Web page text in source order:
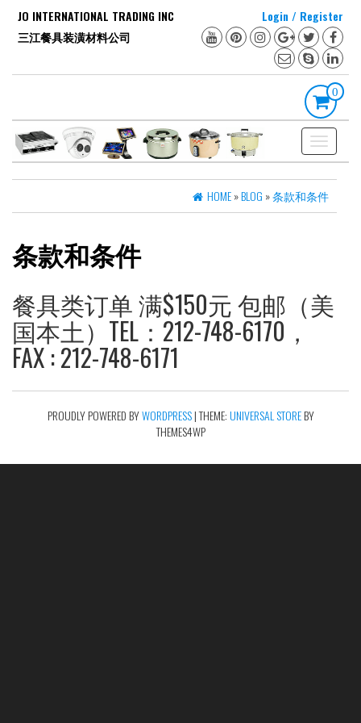
JO INTERNATIONAL TRADING INC
三江餐具装潢材料公司
Login / Register
0
Toggle
navigation
HOME»BLOG »条款和条件
条款和条件
餐具类订单 满$150元 包邮（美
国本土）TEL：212-748-6170，
FAX : 212-748-6171
PROUDLY POWERED BYWORDPRESS |THEME:UNIVERSAL STOREBY
THEMES4WP